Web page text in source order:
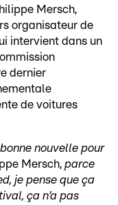
Mersch,
organisateur de
intervient dans un
dernier
de voitures
nouvelle pour
Mersch, parce
je pense que ça
ça n’a pas